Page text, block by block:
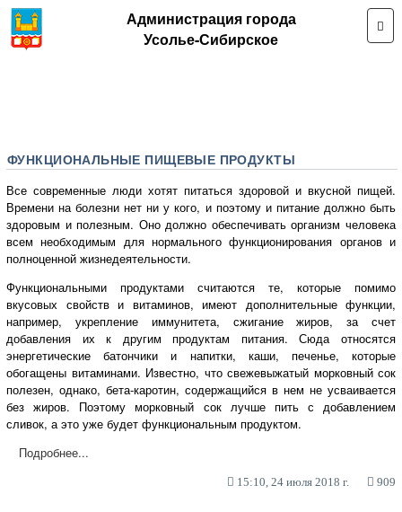
Администрация города
Усолье-Сибирское
ФУНКЦИОНАЛЬНЫЕ ПИЩЕВЫЕ ПРОДУКТЫ
Все современные люди хотят питаться здоровой и вкусной пищей.
Времени на болезни нет ни у кого, и поэтому и питание должно быть
здоровым и полезным. Оно должно обеспечивать организм человека
всем необходимым для нормального функционирования органов и
полноценной жизнедеятельности.
Функциональными продуктами считаются те, которые помимо
вкусовых свойств и витаминов, имеют дополнительные функции,
например, укрепление иммунитета, сжигание жиров, за счет
добавления их к другим продуктам питания. Сюда относятся
энергетические батончики и напитки, каши, печенье, которые
обогащены витаминами. Известно, что свежевыжатый морковный сок
полезен, однако, бета-каротин, содержащийся в нем не усваивается
без жиров. Поэтому морковный сок лучше пить с добавлением
сливок, а это уже будет функциональным продуктом.
Подробнее...
15:10, 24 июля 2018 г. 909